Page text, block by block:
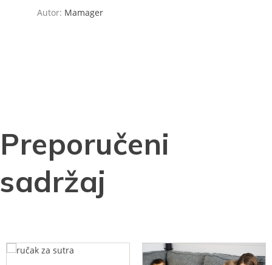
Autor: Mamager
Preporučeni
sadržaj